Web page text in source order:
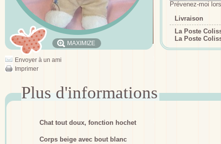
MAXIMIZE
Envoyer à un ami
Imprimer
Prévenez-moi
Livraison
La Poste
La Poste
Chat tout doux, fonction hochet
Corps beige avec bout blanc